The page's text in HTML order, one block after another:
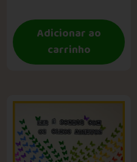
Adicionar ao
carrinho